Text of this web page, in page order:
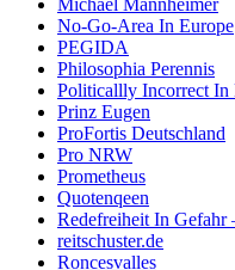
Michael Mannheimer
No-Go-Area In Europe
PEGIDA
Philosophia Perennis
Politicallly Incorrect In
Prinz Eugen
ProFortis Deutschland
Pro NRW
Prometheus
Quotenqeen
Redefreiheit In Gefahr
reitschuster.de
Roncesvalles